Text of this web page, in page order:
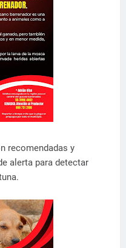
recomendadas y
alerta para detectar